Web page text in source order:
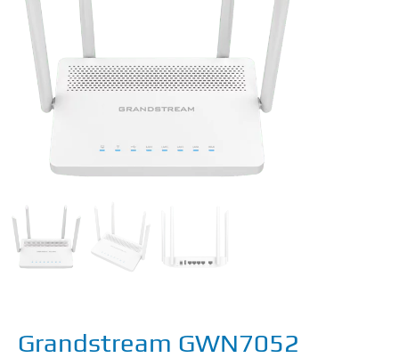
Grandstream GWN7052